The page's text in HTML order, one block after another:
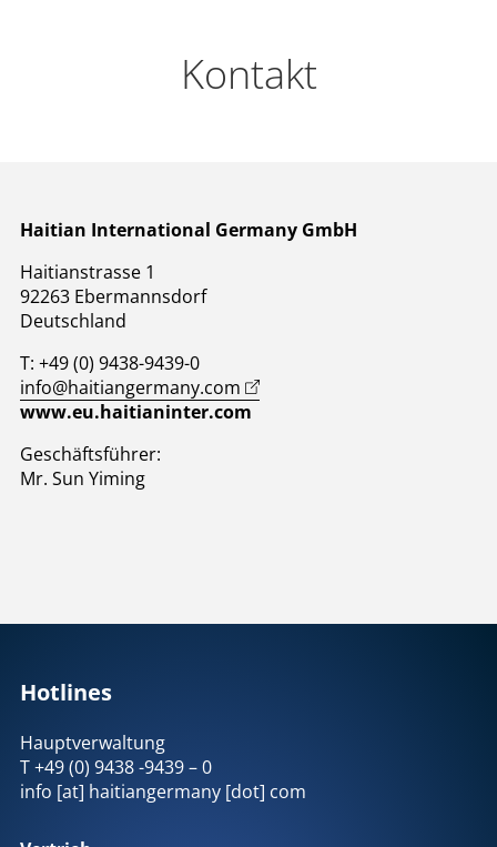
Kontakt
Haitian International Germany GmbH
Haitianstrasse 1
92263 Ebermannsdorf
Deutschland
T: +49 (0) 9438-9439-0
info@haitiangermany.com
www.eu.haitianinter.com
Geschäftsführer:
Mr. Sun Yiming
Hotlines
Hauptverwaltung
T +49 (0) 9438 -9439 – 0
info [at] haitiangermany [dot] com